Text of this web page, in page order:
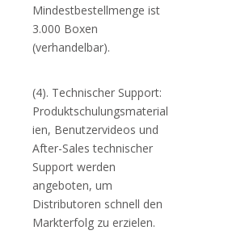
Mindestbestellmenge ist
3.000 Boxen
(verhandelbar).
(4). Technischer Support:
Produktschulungsmaterial
ien, Benutzervideos und
After-Sales technischer
Support werden
angeboten, um
Distributoren schnell den
Markterfolg zu erzielen.